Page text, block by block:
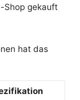
Shop gekauft
hat das